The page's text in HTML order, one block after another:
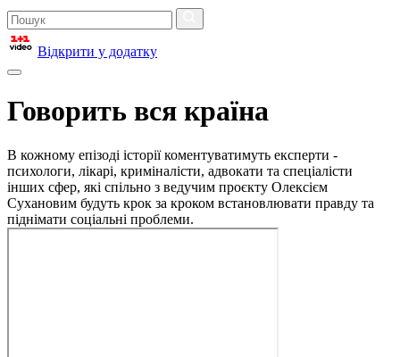
Відкрити у додатку
Говорить вся країна
В кожному епізоді історії коментуватимуть експерти -
психологи, лікарі, криміналісти, адвокати та спеціалісти
інших сфер, які спільно з ведучим проєкту Олексієм
Сухановим будуть крок за кроком встановлювати правду та
піднімати соціальні проблеми.